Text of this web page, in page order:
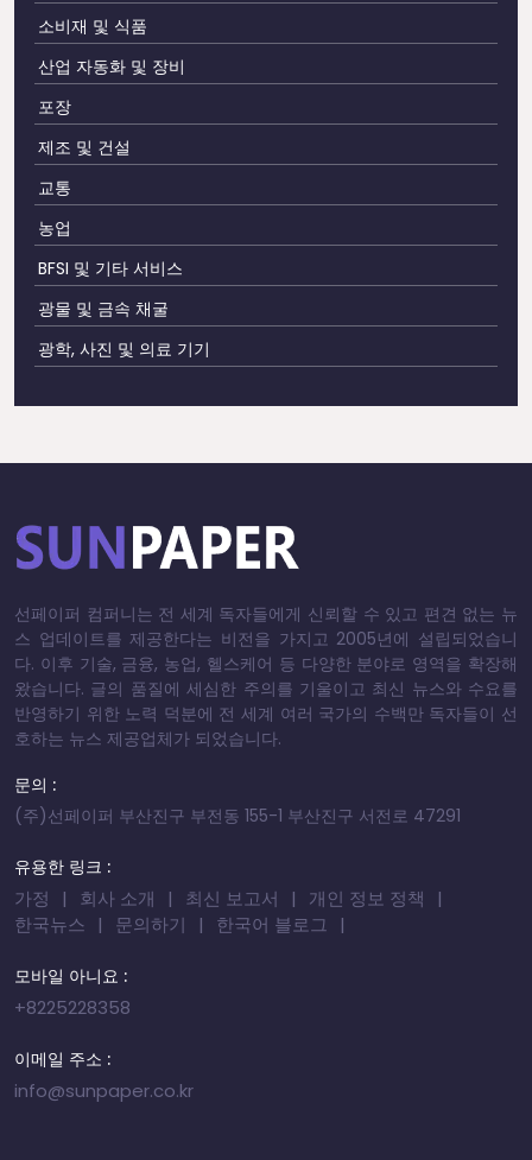
소비재 및 식품
산업 자동화 및 장비
포장
제조 및 건설
교통
농업
BFSI 및 기타 서비스
광물 및 금속 채굴
광학, 사진 및 의료 기기
선페이퍼 컴퍼니는 전 세계 독자들에게 신뢰할 수 있고 편견 없는 뉴
스 업데이트를 제공한다는 비전을 가지고 2005년에 설립되었습니
다. 이후 기술, 금융, 농업, 헬스케어 등 다양한 분야로 영역을 확장해
왔습니다. 글의 품질에 세심한 주의를 기울이고 최신 뉴스와 수요를
반영하기 위한 노력 덕분에 전 세계 여러 국가의 수백만 독자들이 선
호하는 뉴스 제공업체가 되었습니다.
문의 :
(주)선페이퍼 부산진구 부전동 155-1 부산진구 서전로 47291
유용한 링크 :
가정 회사 소개 최신 보고서
개인 정보 정책
한국뉴스
문의하기 한국어 블로그
모바일 아니요 :
+8225228358
이메일 주소 :
info@sunpaper.co.kr